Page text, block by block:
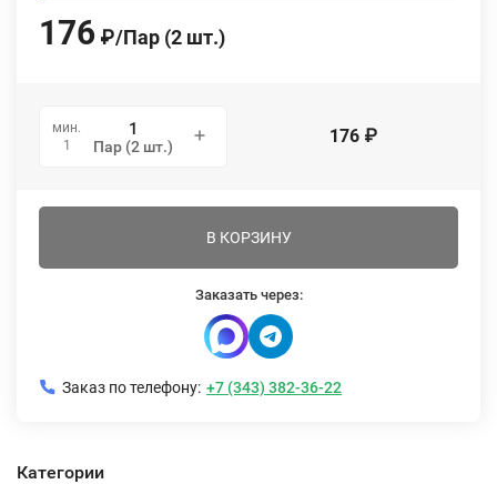
176 ₽/Пар (2 шт.)
мин.
1
Пар (2 шт.) 176 ₽
В КОРЗИНУ
Заказать через:
Заказ по телефону: +7 (343) 382-36-22
Категории